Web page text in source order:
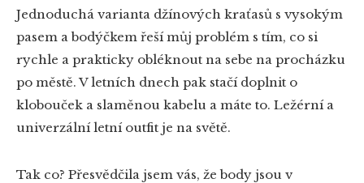
Jednoduchá varianta džínových kraťasů s vysokým
pasem a bodýčkem řeší můj problém s tím, co si
rychle a prakticky obléknout na sebe na procházku
po městě. V letních dnech pak stačí doplnit o
klobouček a slaměnou kabelu a máte to. Ležérní a
univerzální letní outfit je na světě.
Tak co? Přesvědčila jsem vás, že body jsou v